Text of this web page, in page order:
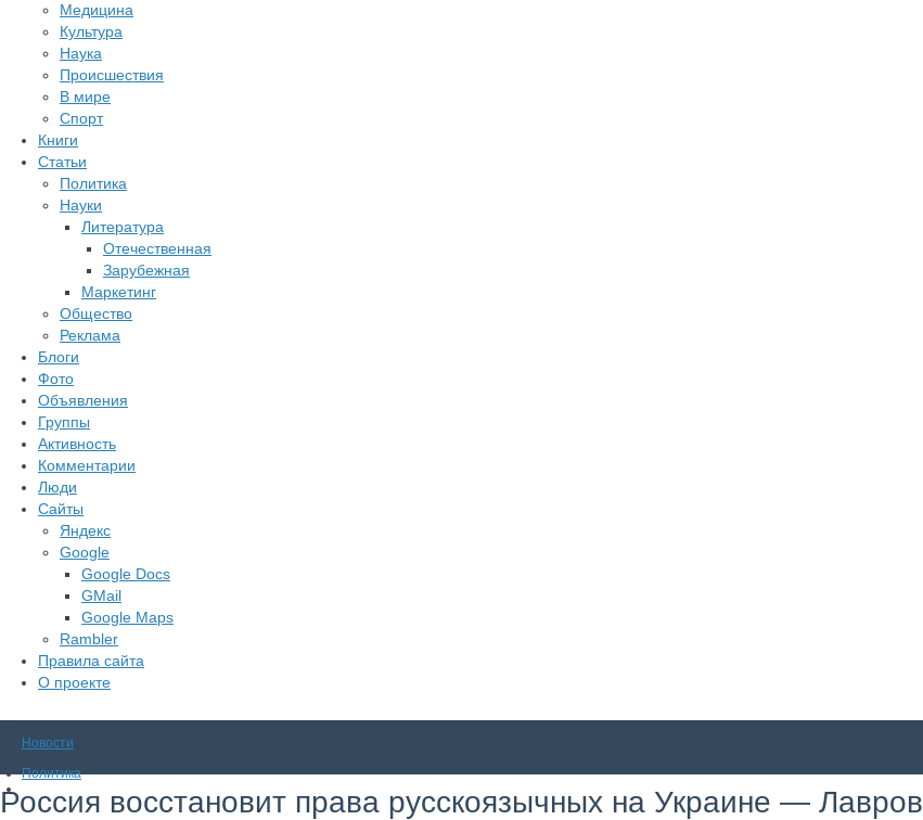
Медицина
Культура
Наука
Происшествия
В мире
Спорт
Книги
Статьи
Политика
Науки
Литература
Отечественная
Зарубежная
Маркетинг
Общество
Реклама
Блоги
Фото
Объявления
Группы
Активность
Комментарии
Люди
Сайты
Яндекс
Google
Google Docs
GMail
Google Maps
Rambler
Правила сайта
О проекте
Новости
Политика
Россия восстановит права русскоязычных на Украине — Лавров